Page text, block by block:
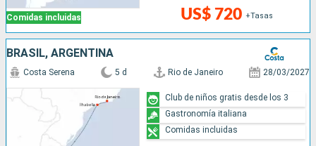
Comidas incluidas US$ 720 +Tasas
BRASIL, ARGENTINA
Costa Serena 5 d Rio de Janeiro 28/03/2027
Club de niños gratis desde los 3
Gastronomía italiana
Comidas incluidas